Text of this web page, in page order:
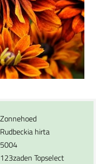
Zonnehoed
Rudbeckia hirta
5004
123zaden Topselect